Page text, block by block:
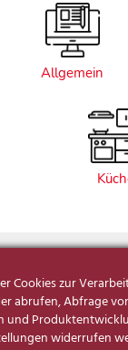
Allgemein
Cookies zur
abrufen, Abfrage
und
widerrufen